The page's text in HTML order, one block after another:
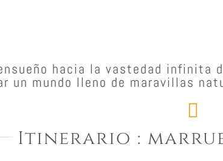
hacia la vastedad infinita
un mundo lleno de maravillas
Itinerario :